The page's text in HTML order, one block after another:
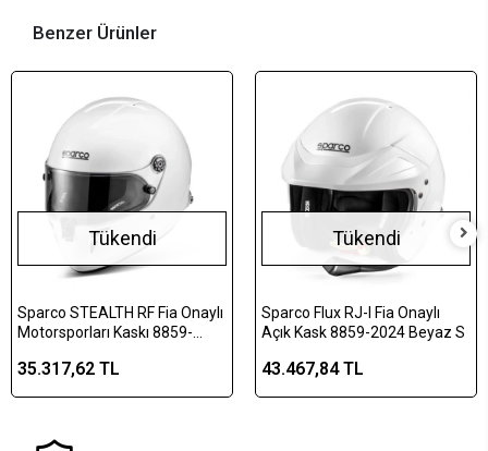
Benzer Ürünler
Tükendi
Sparco STEALTH RF Fia Onaylı
Motorsporları Kaskı 8859-
35.317,62 TL
Tükendi
Sparco Flux RJ-I Fia Onaylı
Açık Kask 8859-2024 Beyaz S
43.467,84 TL